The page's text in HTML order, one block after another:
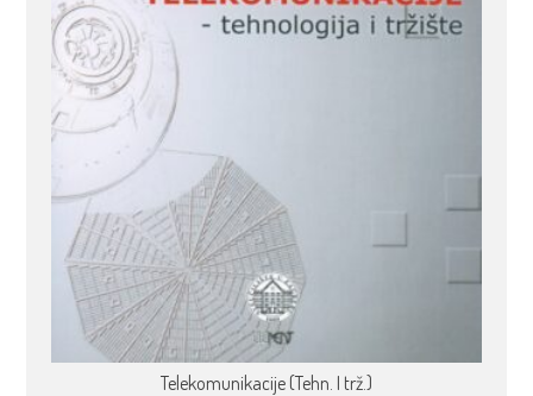
Telekomunikacije (Tehn. I trž.)